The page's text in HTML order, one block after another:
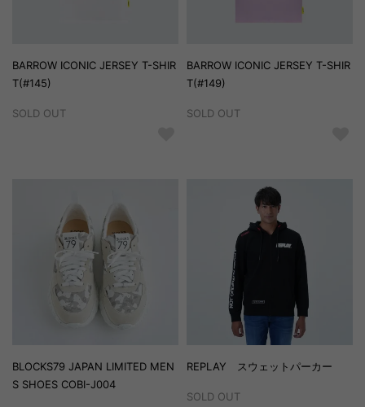
BARROW ICONIC JERSEY T-SHIR
T(#145)
SOLD OUT
BARROW ICONIC JERSEY T-SHIR
T(#149)
SOLD OUT
BLOCKS79 JAPAN LIMITED MEN
S SHOES COBI-J004
REPLAY スウェットパーカー
SOLD OUT